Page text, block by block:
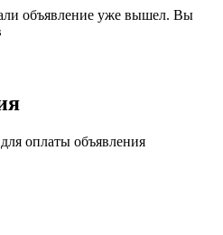
объявление уже вышел. Вы
оплаты объявления